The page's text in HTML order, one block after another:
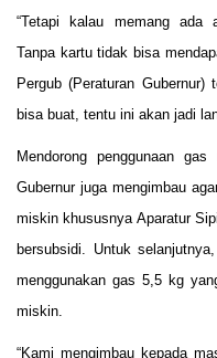
“Tetapi kalau memang ada
Tanpa kartu tidak bisa
Pergub (Peraturan Gubernur)
bisa buat, tentu ini akan jadi
Mendorong penggunaan
Gubernur juga mengimbau
miskin khususnya Aparatur
bersubsidi. Untuk
menggunakan gas 5,5 kg
miskin.
“Kami mengimbau kepada